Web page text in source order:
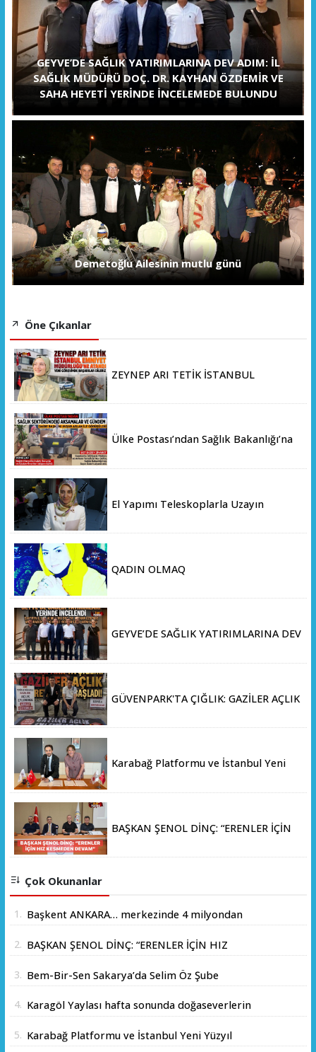
GEYVE’DE SAĞLIK YATIRIMLARINA DEV ADIM: İL
SAĞLIK MÜDÜRÜ DOÇ. DR. KAYHAN ÖZDEMİR VE
SAHA HEYETİ YERİNDE İNCELEMEDE BULUNDU
Demetoğlu Ailesinin mutlu günü
Öne Çıkanlar
ZEYNEP ARI TETİK İSTANBUL
Ülke Postası’ndan Sağlık Bakanlığı’na
El Yapımı Teleskoplarla Uzayın
QADIN OLMAQ
GEYVE’DE SAĞLIK YATIRIMLARINA DEV
GÜVENPARK'TA ÇIĞLIK: GAZİLER AÇLIK
Karabağ Platformu ve İstanbul Yeni
BAŞKAN ŞENOL DİNÇ: “ERENLER İÇİN
Çok Okunanlar
1. Başkent ANKARA… merkezinde 4 milyondan
2. BAŞKAN ŞENOL DİNÇ: “ERENLER İÇİN HIZ
3. Bem-Bir-Sen Sakarya’da Selim Öz Şube
4. Karagöl Yaylası hafta sonunda doğaseverlerin
5. Karabağ Platformu ve İstanbul Yeni Yüzyıl